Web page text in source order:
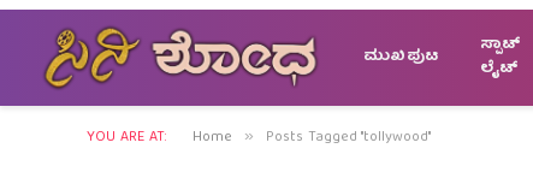
ಮುಖಪುಟ
ಸ್ಪಾಟ್
ಲೈಟ್
YOU ARE AT: Home » Posts Tagged "tollywood"